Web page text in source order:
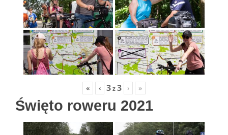
« ‹ 3z3 › »
Święto roweru 2021